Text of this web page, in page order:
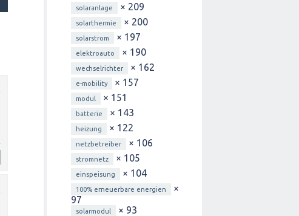
solaranlage × 209
solarthermie × 200
solarstrom × 197
elektroauto × 190
wechselrichter × 162
e-mobility × 157
modul × 151
batterie × 143
heizung × 122
netzbetreiber × 106
stromnetz × 105
einspeisung × 104
100% erneuerbare energien
×
97
solarmodul × 93